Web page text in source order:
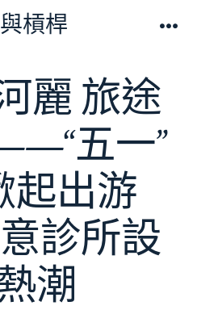
槓桿
麗 旅途
五一”
起出游
診所設
潮